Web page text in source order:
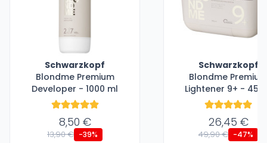
Schwarzkopf
Blondme Premium
Developer - 1000 ml
8,50 €
13,90 € -39%
Schwarzkopf
Blondme
Lightener 9+ - 450
26,45 €
49,90 € -47%